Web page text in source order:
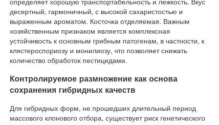
десертный, гармоничный, с высокой сахаристостью и
выраженным ароматом. Косточка отделяемая. Важным
хозяйственным признаком является комплексная
устойчивость к основным грибным патогенам, в частности, к
клястероспориозу и монилиозу, что позволяет снижать
количество обработок пестицидами.
Контролируемое размножение как основа
сохранения гибридных качеств
Для гибридных форм, не прошедших длительный период
массового клонового отбора, существует риск генетического